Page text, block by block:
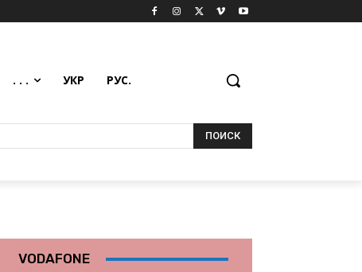
. . . УКР РУС.
ПОИСК
VODAFONE